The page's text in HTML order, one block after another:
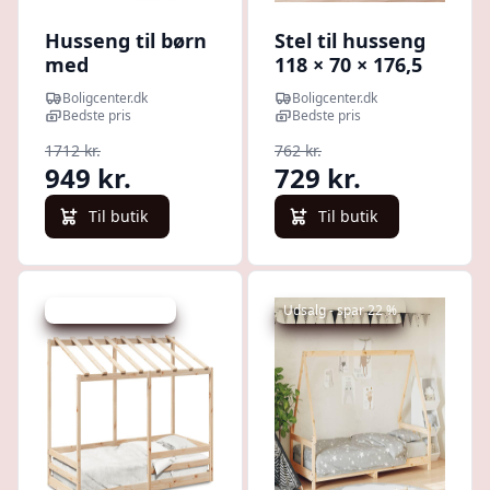
Husseng til børn
med
opbevaringsskuffe
80x160 cm -
mørkegrå
Boligcenter.dk
Bedste pris
1712 kr.
949 kr.
Til butik
Stel til husseng
118 × 70 × 176,5
cm - massivt
fyrretræ, hvid
Boligcenter.dk
Bedste pris
762 kr.
729 kr.
Til butik
Udsalg - spar 22 %